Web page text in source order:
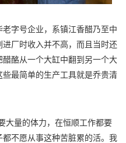
字号企业，系镇江香醋乃至中
厂时收入并不高，而且当时还
酪从一个大缸中翻到另一个大
最简单的生产工具就是乔贵清
大量的体力，在恒顺工作都要
不愿从事这种苦脏累的活。我